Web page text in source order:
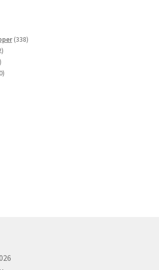
338338
32
produkter
160